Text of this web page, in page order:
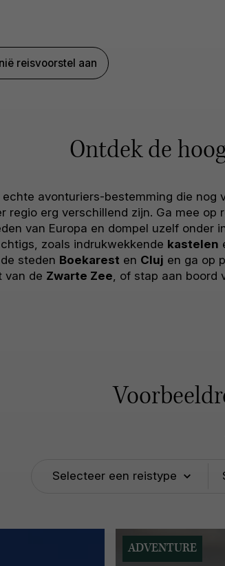
reisvoorstel aan
Ontdek de
echte avonturiers-bestemming die nog
regio erg verschillend zijn. Ga mee op
van Europa en dompel uzelf onder
zoals indrukwekkende kastelen
steden Boekarest en Cluj en ga op
van de Zwarte Zee, of stap aan boord
ADVENTURE